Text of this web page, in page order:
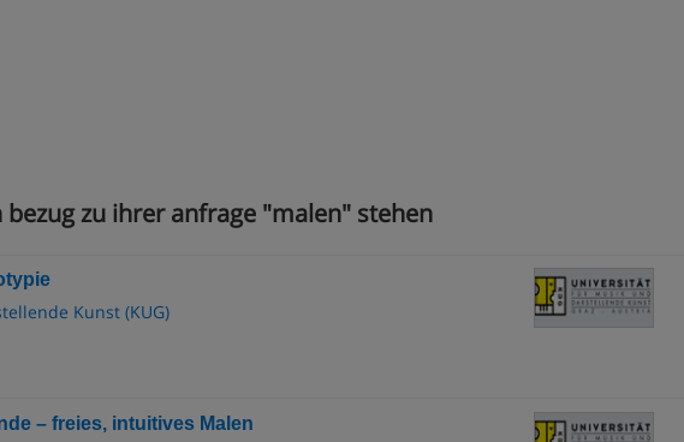
zu ihrer anfrage "malen" stehen
Kunst (KUG)
– freies, intuitives Malen